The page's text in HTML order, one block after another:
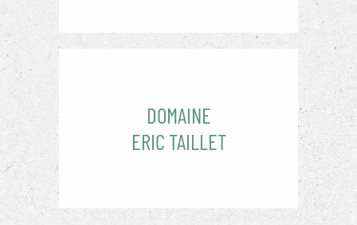
DOMAINE
ERIC TAILLET